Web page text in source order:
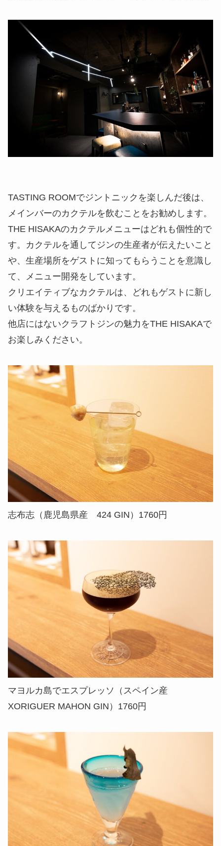
TASTING ROOMでジントニックを楽しんだ後は、
メインバーのカクテルを飲むことをお勧めします。
THE HISAKAのカクテルメニューはどれも個性的で
す。カクテルを通してジンの生産者が伝えたいこと
や、生産場所をゲストに知ってもらうことを意識し
て、メニュー開発をしています。
クリエイティブなカクテルは、どれもゲストに新し
い体験を与えるものばかりです。
他店にはないクラフトジンの魅力をTHE HISAKAで
お楽しみください。
志布志（鹿児島県産 424 GIN）1760円
マヨルカ島でエスプレッソ（スペイン産
XORIGUER MAHON GIN）1760円